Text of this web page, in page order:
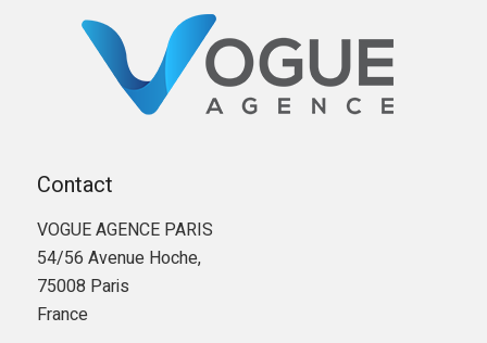
Contact
VOGUE AGENCE PARIS
54/56 Avenue Hoche,
75008 Paris
France